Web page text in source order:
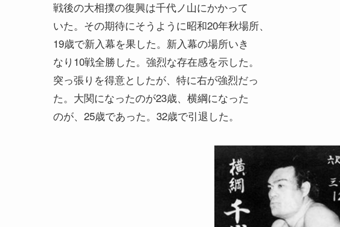
戦後の大相撲の復興は千代ノ山にかかって
いた。その期待にそうように昭和20年秋場所、
19歳で新入幕を果した。新入幕の場所いき
なり10戦全勝した。強烈な存在感を示した。
突っ張りを得意としたが、特に右が強烈だっ
た。大関になったのが23歳、横綱になった
のが、25歳であった。32歳で引退した。